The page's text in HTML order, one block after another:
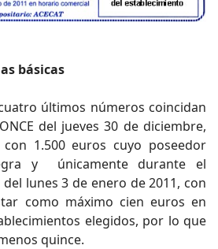
básicas
últimos números coincidan
del jueves 30 de diciembre,
1.500 euros cuyo poseedor
y únicamente durante el
lunes 3 de enero de 2011, con
como máximo cien euros en
elegidos, por lo que
quince.